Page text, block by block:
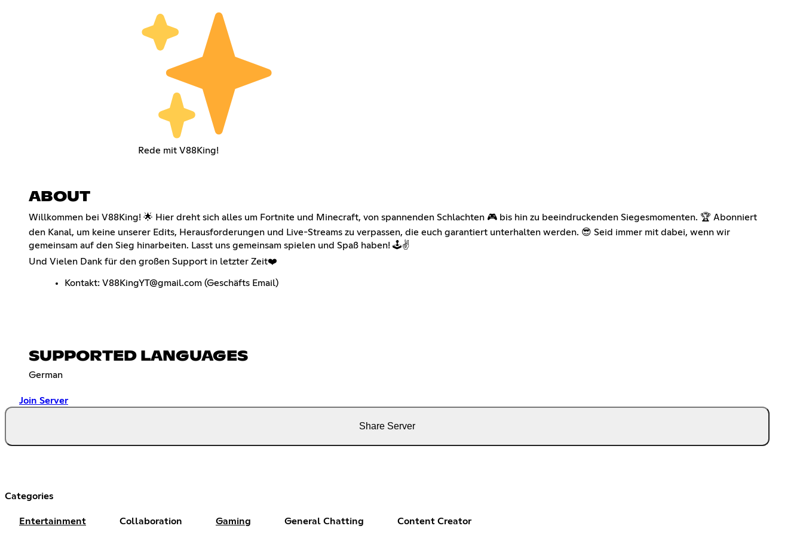
Rede mit V88King!
ABOUT
Willkommen bei V88King! 🌟 Hier dreht sich alles um Fortnite und Minecraft, von spannenden Schlachten 🎮 bis hin zu beeindruckenden Siegesmomenten. 🏆 Abonniert
den Kanal, um keine unserer Edits, Herausforderungen und Live-Streams zu verpassen, die euch garantiert unterhalten werden. 😎 Seid immer mit dabei, wenn wir
gemeinsam auf den Sieg hinarbeiten. Lasst uns gemeinsam spielen und Spaß haben! 🕹️✌️
Und Vielen Dank für den großen Support in letzter Zeit❤️
Kontakt: V88KingYT@gmail.com (Geschäfts Email)
SUPPORTED LANGUAGES
German
Join Server
Share Server
Categories
Entertainment Collaboration Gaming General Chatting Content Creator